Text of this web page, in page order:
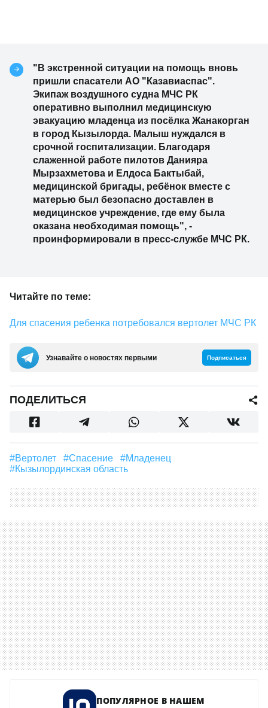
"В экстренной ситуации на помощь вновь
пришли спасатели АО "Казавиаспас".
Экипаж воздушного судна МЧС РК
оперативно выполнил медицинскую
эвакуацию младенца из посёлка Жанакорган
в город Кызылорда. Малыш нуждался в
срочной госпитализации. Благодаря
слаженной работе пилотов Данияра
Мырзахметова и Елдоса Бактыбай,
медицинской бригады, ребёнок вместе с
матерью был безопасно доставлен в
медицинское учреждение, где ему была
оказана необходимая помощь", -
проинформировали в пресс-службе МЧС РК.
Читайте по теме:
Для спасения ребенка потребовался вертолет МЧС РК
Узнавайте о новостях первыми Подписаться
ПОДЕЛИТЬСЯ
#вертолет #спасение
#Младенец
#Кызылординская область